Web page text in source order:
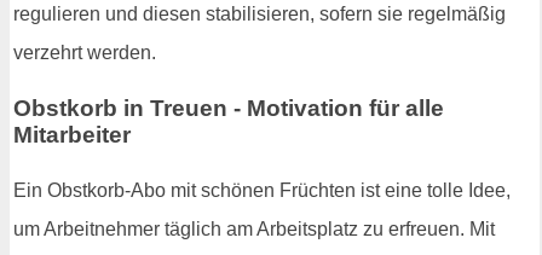
regulieren und diesen stabilisieren, sofern sie regelmäßig
verzehrt werden.
Obstkorb in Treuen - Motivation für alle
Mitarbeiter
Ein Obstkorb-Abo mit schönen Früchten ist eine tolle Idee,
um Arbeitnehmer täglich am Arbeitsplatz zu erfreuen. Mit